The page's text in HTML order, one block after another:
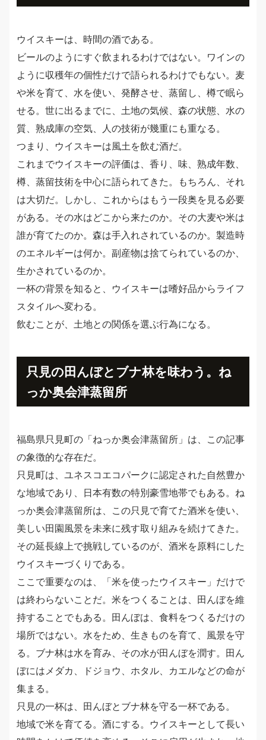
ウイスキーは、時間の酒である。
ビールのようにすぐ飲まれるわけではない。ワインの
ように収穫年の個性だけで語られるわけでもない。麦
や米を育て、水を使い、発酵させ、蒸留し、樽で眠ら
せる。世に出るまでに、土地の気候、森の状態、水の
質、熟成庫の空気、人の技術が幾重にも重なる。
つまり、ウイスキーは風土を飲む酒だ。
これまでウイスキーの評価は、香り、味、熟成年数、
樽、蒸留技術を中心に語られてきた。もちろん、それ
は大切だ。しかし、これからはもう一段奥を見る必要
がある。その水はどこから来たのか。その大麦や米は
誰が育てたのか。森は手入れされているのか。製造時
のエネルギーは何か。副産物は捨てられているのか、
生かされているのか。
一杯の背景を知ると、ウイスキーは嗜好品からライフ
スタイルへ変わる。
飲むことが、土地との関係を選ぶ行為になる。
只見の田んぼとブナ林を味わう。ね
っか奥会津蒸留所
福島県只見町の「ねっか奥会津蒸留所」は、この記事
の象徴的な存在だ。
只見町は、ユネスコエコパークに認定された自然豊か
な地域であり、日本有数の特別豪雪地帯でもある。ね
っか奥会津蒸留所は、この只見で育てた酒米を使い、
美しい田園風景を未来に残す取り組みを続けてきた。
その延長線上で挑戦しているのが、酒米を原料にした
ウイスキーづくりである。
ここで重要なのは、「米を使ったウイスキー」だけで
は終わらないことだ。米をつくることは、田んぼを維
持することでもある。田んぼは、食料をつくるだけの
場所ではない。水をため、生きものを育て、風景を守
る。ブナ林は水を育み、その水が田んぼを潤す。田ん
ぼにはメダカ、ドジョウ、ホタル、カエルなどの命が
集まる。
只見の一杯は、田んぼとブナ林を守る一杯である。
地域で米を育てる。酒にする。ウイスキーとして長い